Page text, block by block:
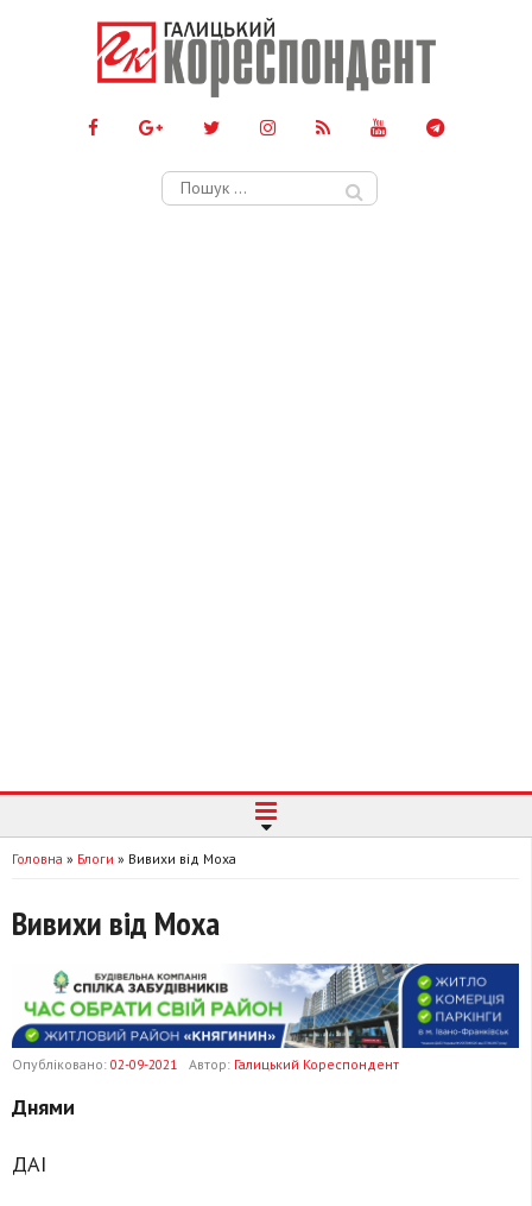
Пошук:
Головна » Блоги » Вивихи від Моха
Вивихи від Моха
Опубліковано: 02-09-2021 Автор: Галицький Кореспондент
Днями
ДАІ